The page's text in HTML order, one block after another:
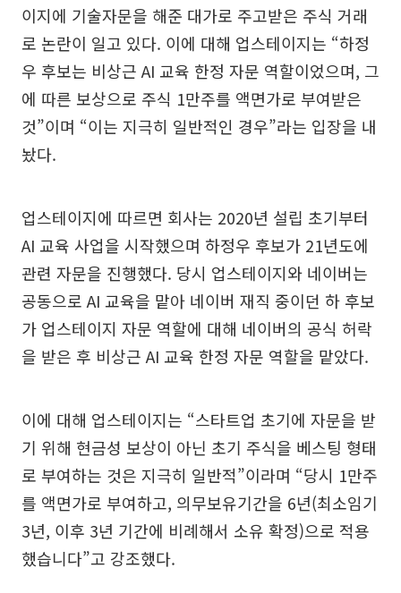
이지에 기술자문을 해준 대가로 주고받은 주식 거래
로 논란이 일고 있다. 이에 대해 업스테이지는 “하정
우 후보는 비상근 AI 교육 한정 자문 역할이었으며, 그
에 따른 보상으로 주식 1만주를 액면가로 부여받은
것”이며 “이는 지극히 일반적인 경우”라는 입장을 내
놨다.
업스테이지에 따르면 회사는 2020년 설립 초기부터
AI 교육 사업을 시작했으며 하정우 후보가 21년도에
관련 자문을 진행했다. 당시 업스테이지와 네이버는
공동으로 AI 교육을 맡아 네이버 재직 중이던 하 후보
가 업스테이지 자문 역할에 대해 네이버의 공식 허락
을 받은 후 비상근 AI 교육 한정 자문 역할을 맡았다.
이에 대해 업스테이지는 “스타트업 초기에 자문을 받
기 위해 현금성 보상이 아닌 초기 주식을 베스팅 형태
로 부여하는 것은 지극히 일반적”이라며 “당시 1만주
를 액면가로 부여하고, 의무보유기간을 6년(최소임기
3년, 이후 3년 기간에 비례해서 소유 확정)으로 적용
했습니다”고 강조했다.